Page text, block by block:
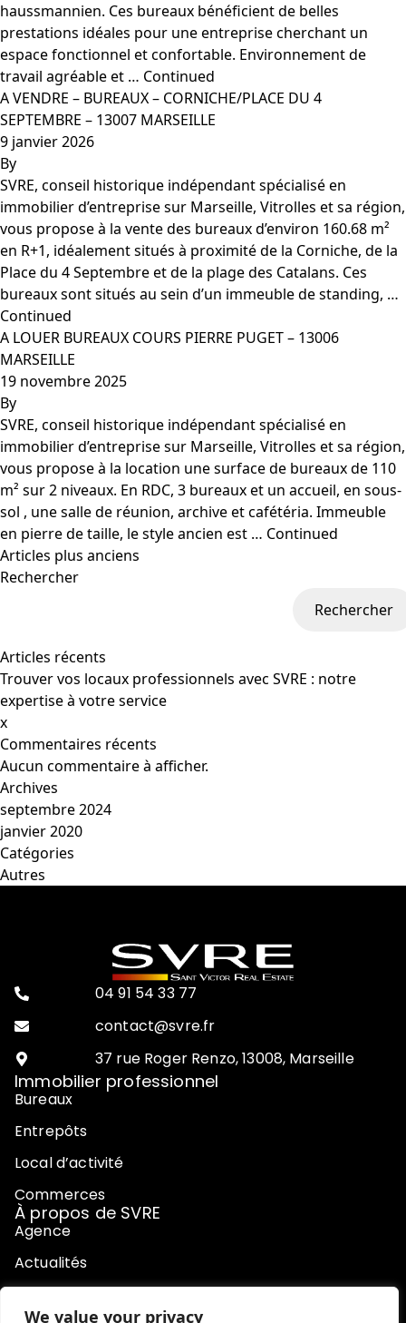
We value your privacy
haussmannien. Ces bureaux bénéficient de belles
prestations idéales pour une entreprise cherchant un
espace fonctionnel et confortable. Environnement de
travail agréable et … Continued
A VENDRE – BUREAUX – CORNICHE/PLACE DU 4
SEPTEMBRE – 13007 MARSEILLE
9 janvier 2026
By
SVRE, conseil historique indépendant spécialisé en
immobilier d’entreprise sur Marseille, Vitrolles et sa région,
vous propose à la vente des bureaux d’environ 160.68 m²
en R+1, idéalement situés à proximité de la Corniche, de la
Place du 4 Septembre et de la plage des Catalans. Ces
bureaux sont situés au sein d’un immeuble de standing, …
Continued
A LOUER BUREAUX COURS PIERRE PUGET – 13006
MARSEILLE
19 novembre 2025
By
SVRE, conseil historique indépendant spécialisé en
immobilier d’entreprise sur Marseille, Vitrolles et sa région,
vous propose à la location une surface de bureaux de 110
m² sur 2 niveaux. En RDC, 3 bureaux et un accueil, en sous-
sol , une salle de réunion, archive et cafétéria. Immeuble
en pierre de taille, le style ancien est … Continued
Articles plus anciens
Rechercher
Rechercher
Articles récents
Trouver vos locaux professionnels avec SVRE : notre
expertise à votre service
x
Commentaires récents
Aucun commentaire à afficher.
Archives
septembre 2024
janvier 2020
Catégories
Autres
04 91 54 33 77
contact@svre.fr
37 rue Roger Renzo, 13008, Marseille
Immobilier professionnel
Bureaux
Entrepôts
Local d’activité
Commerces
À propos de SVRE
Agence
Actualités